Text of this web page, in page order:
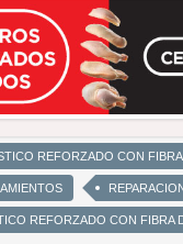
REFORZADO CON
REFORZADO CON FIBRA